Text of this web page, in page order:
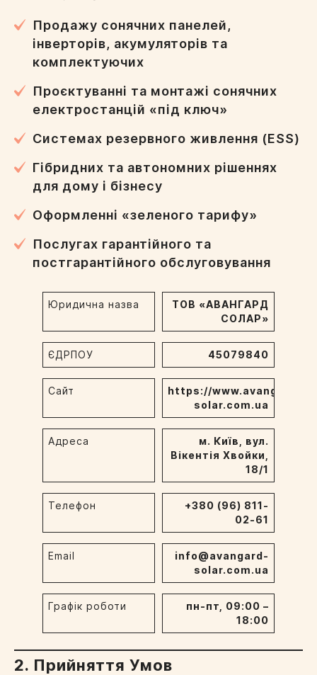
Продажу сонячних панелей,
інверторів, акумуляторів та
комплектуючих
Проєктуванні та монтажі сонячних
електростанцій «під ключ»
Системах резервного живлення (ESS)
Гібридних та автономних рішеннях
для дому і бізнесу
Оформленні «зеленого тарифу»
Послугах гарантійного та
постгарантійного обслуговування
Юридична назва
ТОВ «АВАНГАРД
СОЛАР»
ЄДРПОУ 45079840
Сайт
https://www.avangard-
solar.com.ua
Адреса
м. Київ, вул.
Вікентія Хвойки,
18/1
Телефон
+380 (96) 811-
02-61
Email
info@avangard-
solar.com.ua
Графік роботи
пн-пт, 09:00 –
18:00
2. Прийняття Умов